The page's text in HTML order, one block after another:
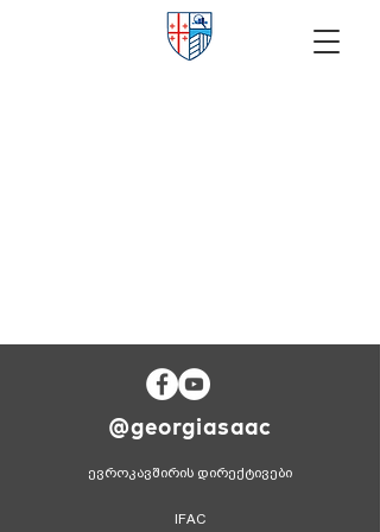
@georgiasaac
ევროკავშირის დირექტივები
IFAC